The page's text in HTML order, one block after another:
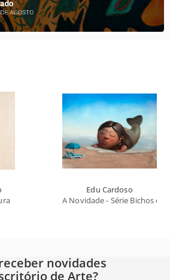
Edu Cardoso
A Novidade - Série Bichos do
novidades
de Arte?